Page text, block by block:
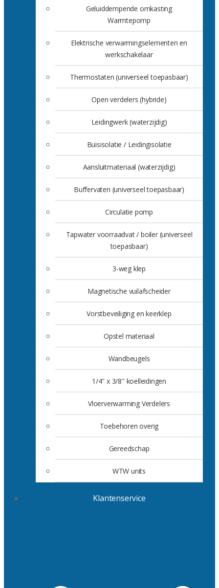
Geluiddempende omkasting
Warmtepomp
Elektrische verwarmingselementen en
werkschakelaar
Thermostaten (universeel toepasbaar)
Open verdelers (hybride)
Leidingwerk (waterzijdig)
Buisisolatie / Leidingisolatie
Aansluitmateriaal (waterzijdig)
Buffervaten (universeel toepasbaar)
Circulatie pomp
Tapwater voorraadvat / boiler (universeel
toepasbaar)
3-weg klep
Magnetische vuilafscheider
Vorstbeveiliging en keerklep
Opstel materiaal
Wandbeugels
1/4″ x 3/8″ koelleidingen
Vloerverwarming Verdelers
Toebehoren overig
Gereedschap
WTW units
Klantenservice